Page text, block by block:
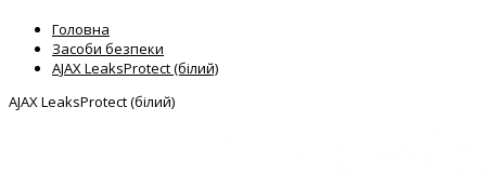
Головна
Засоби безпеки
AJAX LeaksProtect (білий)
AJAX LeaksProtect (білий)